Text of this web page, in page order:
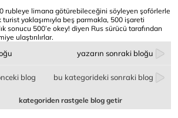
rubleye limana götürebileceğini söyleyen şoförlerle
yaklaşımıyla beş parmakla, 500 işareti
sonucu 500’e okey! diyen Rus sürücü tarafından
ulaştırılırlar.
yazarın sonraki bloğu
blog bu kategorideki sonraki blog
kategoriden rastgele blog getir